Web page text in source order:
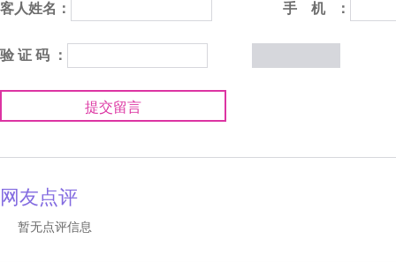
客人姓名： 手 机 ：
验 证 码 ：
提交留言
网友点评
暂无点评信息